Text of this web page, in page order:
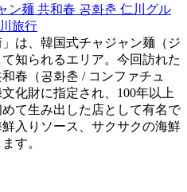
ン麺 共和春 공화춘 仁川グル
旅行
は、韓国式チャジャン麺（ジ
知られるエリア。今回訪れた
春（공화춘 / コンファチュ
化財に指定され、100年以上
て生み出した店として有名で
入りソース、サクサクの海鮮
す。